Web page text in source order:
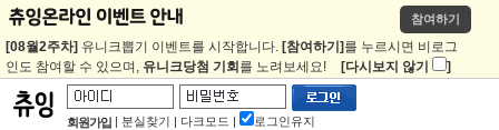
참여하기
[08월2주차] 유니크뽑기 이벤트를 시작합니다. [참여하기] 를 누르시면 비로그
인도 참여할 수 있으며, 유니크당첨 기회 를 노려보세요! [다시보지 않기 ]
회원가입 | 분실찾기 | 다크모드 | 로그인유지